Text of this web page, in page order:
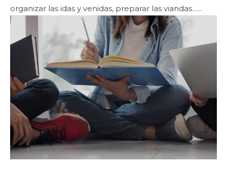
organizar las idas y venidas, preparar las viandas…...